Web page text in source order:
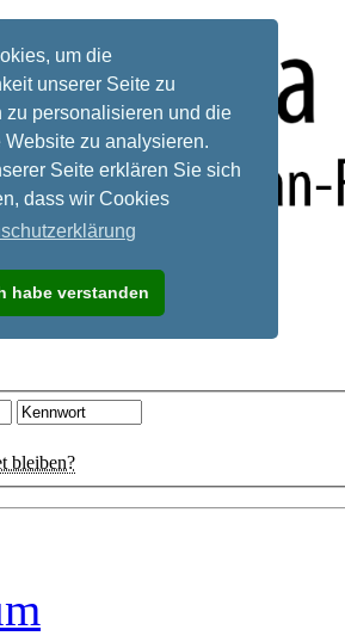
um die
unserer Seite zu
zu personalisieren und die
zu analysieren.
Seite erklären Sie sich
dass wir Cookies
habe verstanden
bleiben?